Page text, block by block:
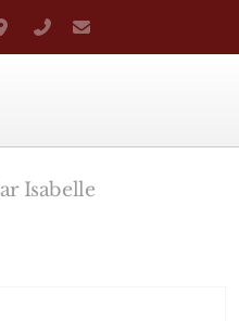
Grand-Rue 38, Genève
+41 22 310 38 75
Isabelle